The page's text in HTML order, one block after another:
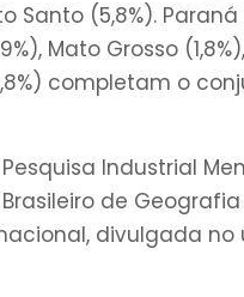
Santo (5,8%).
Mato Grosso
completam o
Industrial
de
divulgada